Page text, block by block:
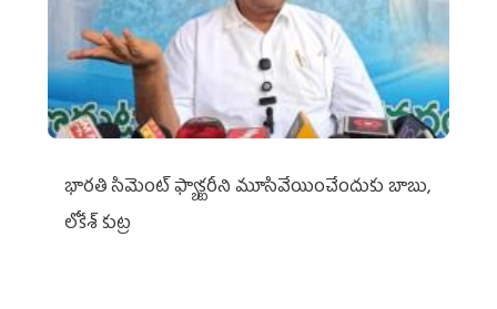
భారతి సిమెంట్ ఫ్యాక్టరీని మూసివేయించేందుకు బాబు,
లోకేశ్ కుట్ర